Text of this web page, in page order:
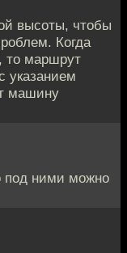
высоты, чтобы
Когда
то маршрут
указанием
машину
под ними можно